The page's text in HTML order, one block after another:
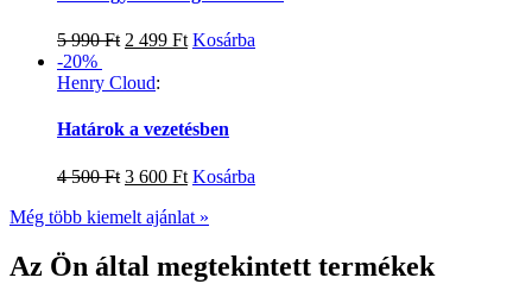
5 990Ft 2 499 Ft Kosárba
-20%
Henry Cloud:
Határok a vezetésben
4 500Ft 3 600 Ft Kosárba
Még több kiemelt ajánlat »
Az Ön által megtekintett termékek